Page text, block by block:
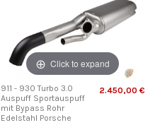
Click to expand
911 - 930 Turbo 3.0
Auspuff Sportauspuff
mit Bypass Rohr
Edelstahl Porsche
2.450,00 €